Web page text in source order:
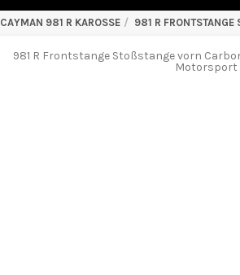
CAYMAN 981 R KAROSSE 981 R FRONTSTANGE